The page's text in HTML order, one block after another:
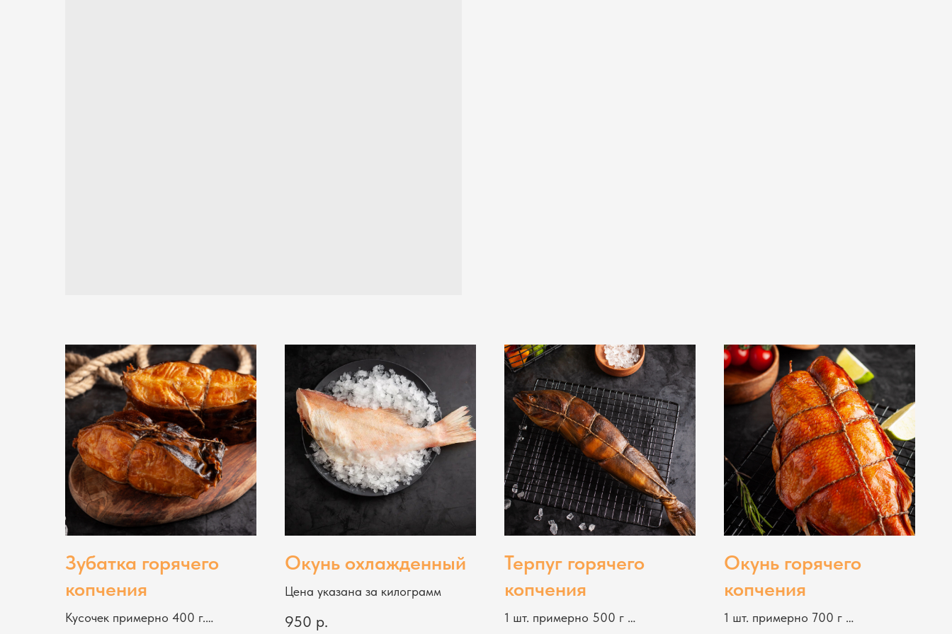
Зубатка горячего
копчения
Кусочек примерно 400 г.
Окунь охлажденный
Цена указана за килограмм
950 р.
Терпуг горячего
копчения
1 шт. примерно 500 г
Окунь горячего
копчения
1 шт. примерно 700 г